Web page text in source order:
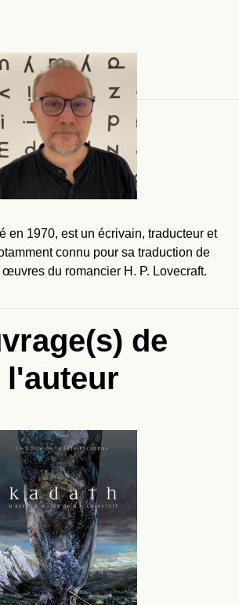
en 1970, est un écrivain, traducteur et
connu pour sa traduction de
œuvres du romancier H. P. Lovecraft.
de
l'auteur